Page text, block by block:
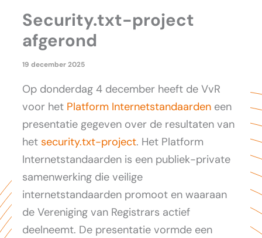
Security.txt-project
afgerond
19 december 2025
Op donderdag 4 december heeft de VvR
voor het Platform Internetstandaarden een
presentatie gegeven over de resultaten van
hetsecurity.txt-project. Het Platform
Internetstandaarden is een publiek-private
samenwerking die veilige
internetstandaarden promoot en waaraan
de Vereniging van Registrars actief
deelneemt. De presentatie vormde een